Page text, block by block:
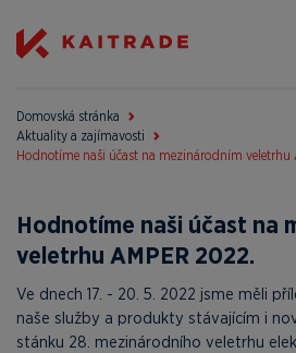
Domovská stránka
Aktuality a zajímavosti
Hodnotíme naši účast na mezinárodním veletrhu
Hodnotíme naši účast na
veletrhu AMPER 2022.
Ve dnech 17. - 20. 5. 2022 jsme měli
naše služby a produkty stávajícím i
stánku 28. mezinárodního veletrhu